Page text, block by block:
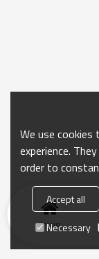
Inicio
We use
experience.
order to
Accept all
Necessary